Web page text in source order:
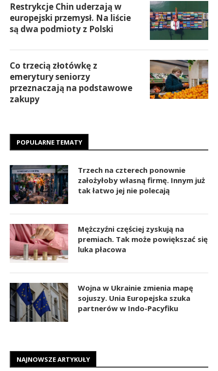
Restrykcje Chin uderzają w
europejski przemysł. Na liście
są dwa podmioty z Polski
Co trzecią złotówkę z
emerytury seniorzy
przeznaczają na podstawowe
zakupy
POPULARNE TEMATY
Trzech na czterech ponownie
założyłoby własną firmę. Innym już
tak łatwo jej nie polecają
Mężczyźni częściej zyskują na
premiach. Tak może powiększać się
luka płacowa
Wojna w Ukrainie zmienia mapę
sojuszy. Unia Europejska szuka
partnerów w Indo-Pacyfiku
NAJNOWSZE ARTYKUŁY